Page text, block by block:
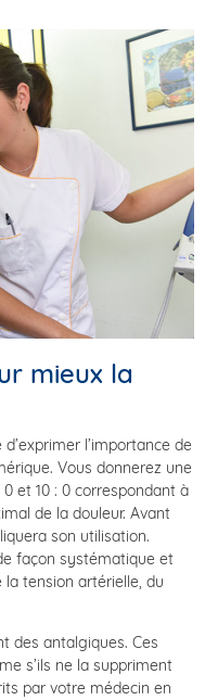
mieux la
l’importance de
Vous donnerez une
et 10 : 0 correspondant à
de la douleur. Avant
son utilisation.
façon systématique et
tension artérielle, du
des antalgiques. Ces
s’ils ne la suppriment
par votre médecin en